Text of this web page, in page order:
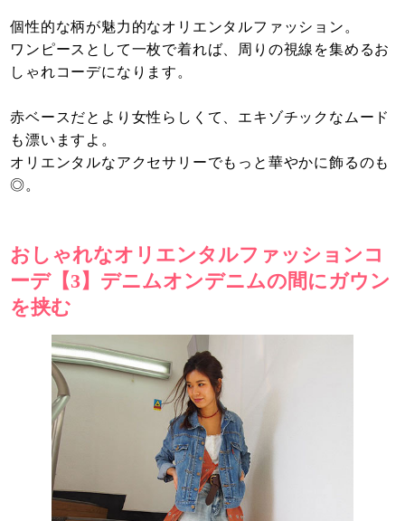
個性的な柄が魅力的なオリエンタルファッション。
ワンピースとして一枚で着れば、周りの視線を集めるお
しゃれコーデになります。
赤ベースだとより女性らしくて、エキゾチックなムード
も漂いますよ。
オリエンタルなアクセサリーでもっと華やかに飾るのも
◎。
おしゃれなオリエンタルファッションコ
ーデ【3】デニムオンデニムの間にガウン
を挟む